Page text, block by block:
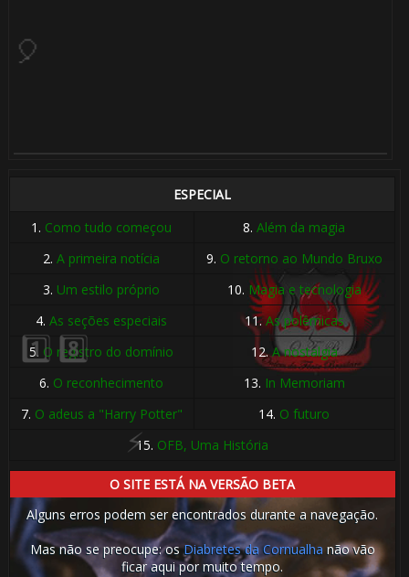
ESPECIAL
1. Como tudo começou 8.Além da magia
2.A primeira notícia 9. O retorno ao Mundo Bruxo
3. Um estilo próprio 10. Magia e tecnologia
4.As seções especiais 11.As polêmicas
5. O registro do domínio 12.A nostalgia
6. O reconhecimento 13. In Memoriam
7. O adeus a "Harry Potter" 14. O futuro
15. OFB, Uma História
O SITE ESTÁ NA VERSÃO BETA
Alguns erros podem ser encontrados durante a navegação.
Mas não se preocupe: osDiabretes da Cornualha não vão
ficar aqui por muito tempo.
1️⃣ 8️⃣
🎂
1️⃣ 8️⃣